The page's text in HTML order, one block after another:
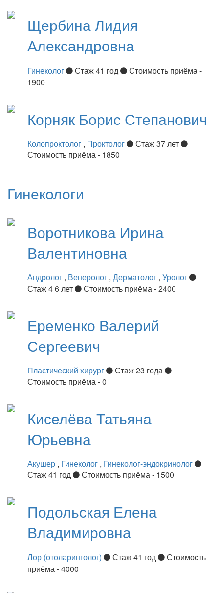
ЩербинаЛидия
Александровна
Гинеколог Стаж 41 год
Стоимость приёма -
1900
Корняк Борис Степанович
Колопроктолог , Проктолог
Стаж 37 лет
Стоимость приёма - 1850
Гинекологи
Воротникова Ирина
Валентиновна
Андролог , Венеролог , Дерматолог , Уролог
Стаж 4 6 лет
Стоимость приёма - 2400
Еременко Валерий
Сергеевич
Пластический хирург
Стаж 23 года
Стоимость приёма - 0
КиселёваТатьяна
Юрьевна
Акушер , Гинеколог , Гинеколог-эндокринолог
Стаж 41 год
Стоимость приёма - 1500
Подольская Елена
Владимировна
Лор (отоларинголог) Стаж 41 год
Стоимость
приёма - 4000